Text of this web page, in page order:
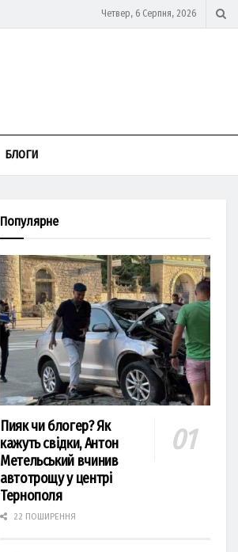
Четвер, 6 Серпня, 2026
БЛОГИ
Популярне
Пияк чи блогер? Як
кажуть свідки, Антон
Метельський вчинив
автотрощу у центрі
Тернополя
22 ПОШИРЕННЯ